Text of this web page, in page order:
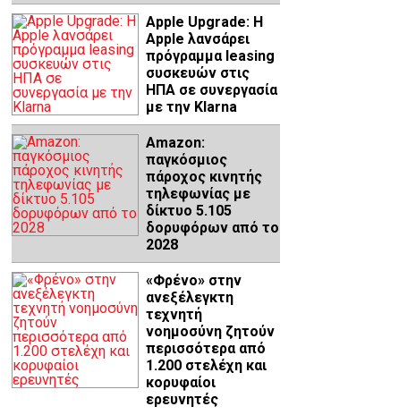
Apple Upgrade: Η
Apple λανσάρει
πρόγραμμα leasing
συσκευών στις
ΗΠΑ σε συνεργασία
με την Klarna
Amazon:
παγκόσμιος
πάροχος κινητής
τηλεφωνίας με
δίκτυο 5.105
δορυφόρων από το
2028
«Φρένο» στην
ανεξέλεγκτη
τεχνητή
νοημοσύνη ζητούν
περισσότερα από
1.200 στελέχη και
κορυφαίοι
ερευνητές